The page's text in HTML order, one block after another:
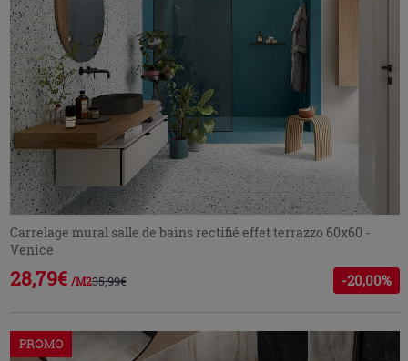
Carrelage mural salle de bains rectifié effet terrazzo 60x60 -
Venice
28,79€ /M235,99€ -20,00%
PROMO